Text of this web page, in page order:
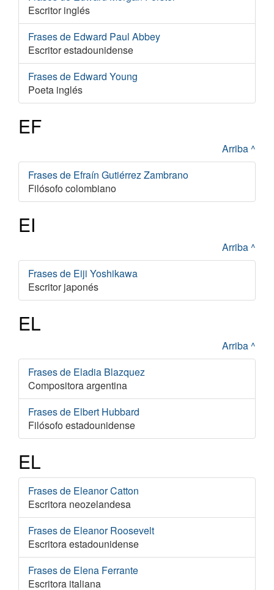
Escritor inglés
Frases de Edward Paul Abbey
Escritor estadounidense
Frases de Edward Young
Poeta inglés
EF
Arriba ^
Frases de Efraín Gutiérrez Zambrano
Filósofo colombiano
EI
Arriba ^
Frases de Eiji Yoshikawa
Escritor japonés
EL
Arriba ^
Frases de Eladia Blazquez
Compositora argentina
Frases de Elbert Hubbard
Filósofo estadounidense
EL
Frases de Eleanor Catton
Escritora neozelandesa
Frases de Eleanor Roosevelt
Escritora estadounidense
Frases de Elena Ferrante
Escritora italiana